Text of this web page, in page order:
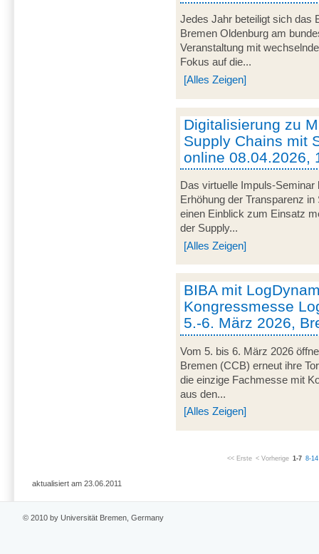
Jedes Jahr beteiligt sich das
Bremen Oldenburg am
Veranstaltung mit
Fokus auf die...
[Alles Zeigen]
Digitalisierung zu
Supply Chains mit
online 08.04.2026,
Das virtuelle Impuls-Seminar
Erhöhung der Transparenz
einen Einblick zum Einsatz
der Supply...
[Alles Zeigen]
BIBA mit
Kongressmesse
5.-6. März 2026,
Vom 5. bis 6. März 2026
Bremen (CCB) erneut ihre
die einzige Fachmesse mit
aus den...
[Alles Zeigen]
<< Erste < Vorherige 1-7 8-14
aktualisiert am 23.06.2011
© 2010 by Universität Bremen, Germany